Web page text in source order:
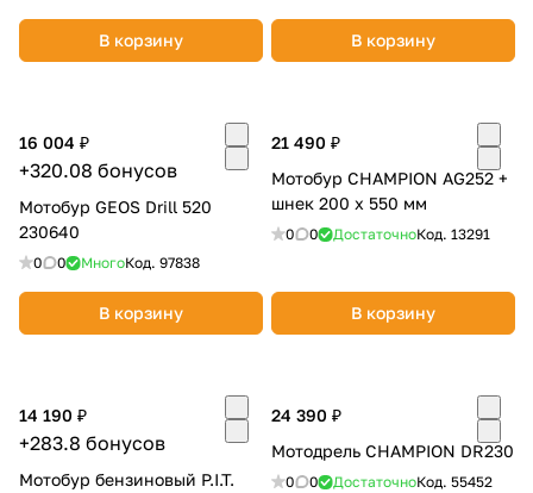
В корзину В корзину
16 004 ₽
+320.08 бонусов
Мотобур GEOS Drill 520
230640
0 0 МногоКод. 97838
В корзину
21 490 ₽
Мотобур CHAMPION AG252 +
шнек 200 х 550 мм
0 0 ДостаточноКод. 13291
В корзину
14 190 ₽
+283.8 бонусов
Мотобур бензиновый P.I.T.
24 390 ₽
Мотодрель CHAMPION DR230
0 0 ДостаточноКод. 55452